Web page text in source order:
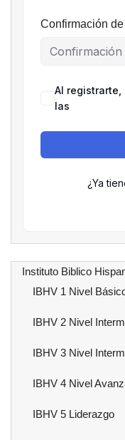
Confirmación
Al registrarte,
las
¿Ya
Instituto Biblico
IBHV 1 Nivel
IBHV 2 Nivel
IBHV 3 Nivel
IBHV 4 Nivel
IBHV 5 Liderazgo